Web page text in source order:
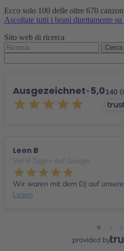
Ecco solo 100 delle oltre 670
Ascoltate tutti i brani direttamente
Sito web di ricerca
Cerca:
Ausgezeichnet•5,0140
Leon B
Vor 9 Tagen auf Google
Wir waren mit dem DJ auf
Lesen
provided by